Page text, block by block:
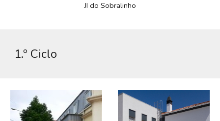
JI do Sobralinho
1.º Ciclo